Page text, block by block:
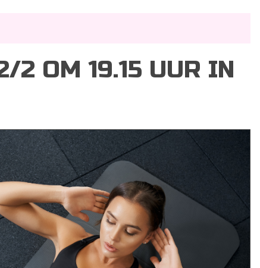
2 OM 19.15 UUR IN